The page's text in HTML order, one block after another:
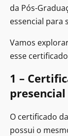
da Pós-
essencial para
Vamos
esse
1 –
presencial
O certificado
possui o